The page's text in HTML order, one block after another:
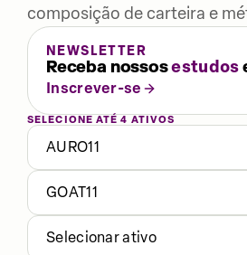
composição de carteira e
NEWSLETTER
Receba nossosestudos
Inscrever-se
SELECIONE ATÉ 4 ATIVOS
AURO11
GOAT11
Selecionar ativo